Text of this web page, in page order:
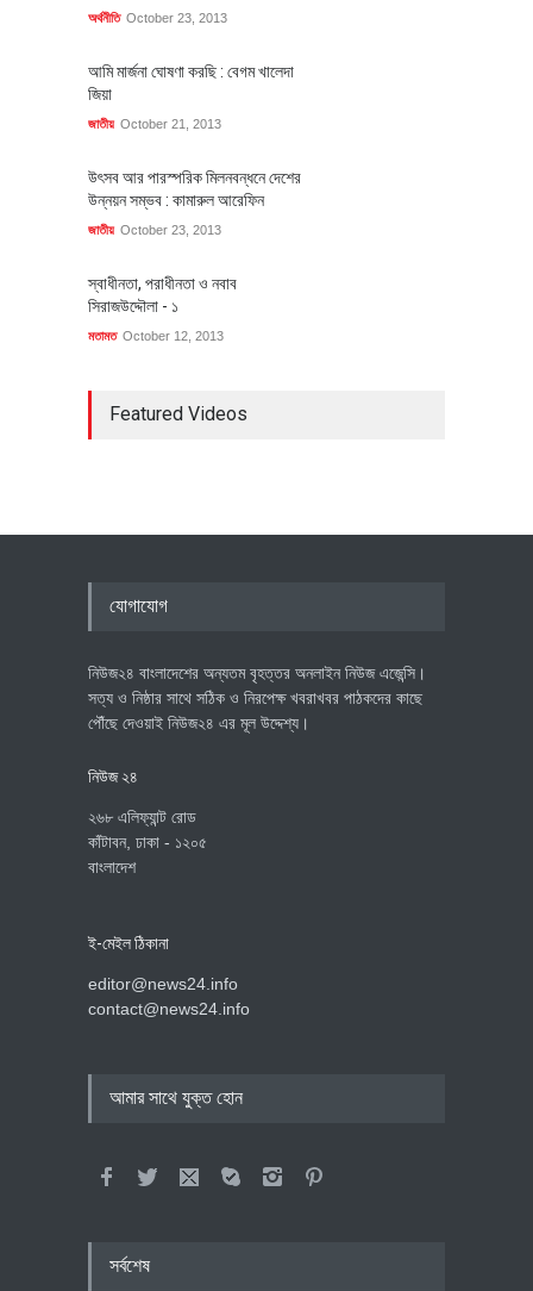
অর্থনীতি October 23, 2013
আমি মার্জনা ঘোষণা করছি : বেগম খালেদা
জিয়া
জাতীয় October 21, 2013
উৎসব আর পারস্পরিক মিলনবন্ধনে দেশের
উন্নয়ন সম্ভব : কামারুল আরেফিন
জাতীয় October 23, 2013
স্বাধীনতা, পরাধীনতা ও নবাব
সিরাজউদ্দৌলা - ১
মতামত October 12, 2013
Featured Videos
যোগাযোগ
নিউজ২৪ বাংলাদেশের অন্যতম বৃহত্তর অনলাইন নিউজ এজেন্সি।
সত্য ও নিষ্ঠার সাথে সঠিক ও নিরপেক্ষ খবরাখবর পাঠকদের কাছে
পৌঁছে দেওয়াই নিউজ২৪ এর মূল উদ্দেশ্য।
নিউজ ২৪
২৬৮ এলিফ্যান্ট রোড
কাঁটাবন, ঢাকা - ১২০৫
বাংলাদেশ
ই-মেইল ঠিকানা
editor@news24.info
contact@news24.info
আমার সাথে যুক্ত হোন
সর্বশেষ